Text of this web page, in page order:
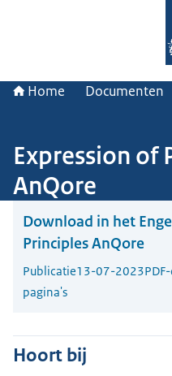
Home Documenten
Expression of
AnQore
Download in het
Principles AnQore
Publicatie13-07-2023
pagina's
Hoort bij